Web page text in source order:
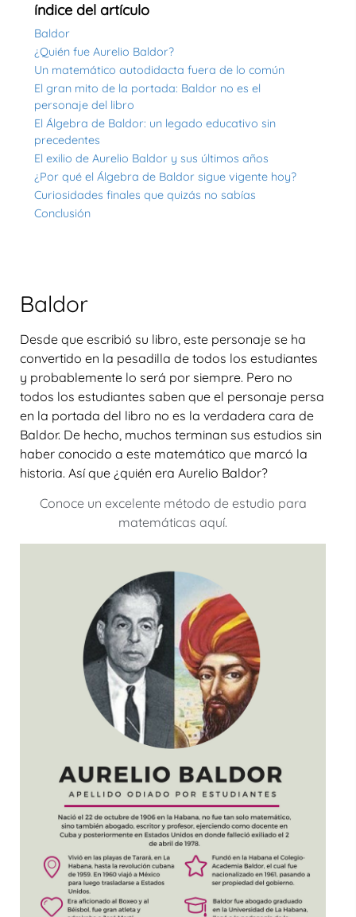
índice del artículo
Baldor
¿Quién fue Aurelio Baldor?
Un matemático autodidacta fuera de lo común
El gran mito de la portada: Baldor no es el
personaje del libro
El Álgebra de Baldor: un legado educativo sin
precedentes
El exilio de Aurelio Baldor y sus últimos años
¿Por qué el Álgebra de Baldor sigue vigente hoy?
Curiosidades finales que quizás no sabías
Conclusión
Baldor
Desde que escribió su libro, este personaje se ha
convertido en la pesadilla de todos los estudiantes
y probablemente lo será por siempre. Pero no
todos los estudiantes saben que el personaje persa
en la portada del libro no es la verdadera cara de
Baldor. De hecho, muchos terminan sus estudios sin
haber conocido a este matemático que marcó la
historia. Así que ¿quién era Aurelio Baldor?
Conoce un excelente método de estudio para
matemáticas aquí.